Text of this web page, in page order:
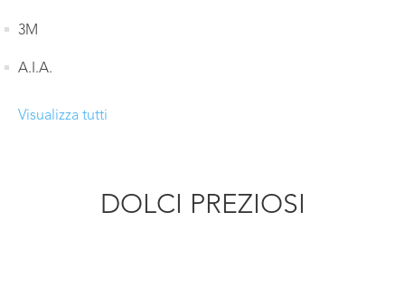
3M
A.I.A.
Visualizza tutti
DOLCI PREZIOSI